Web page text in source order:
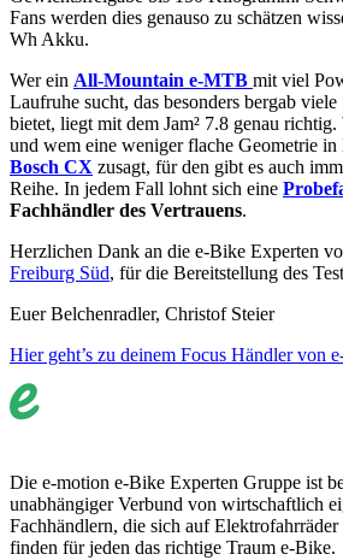
Fans werden dies genauso zu schätzen
Wh Akku.
Wer ein All-Mountain e-MTB mit viel
Laufruhe sucht, das besonders bergab viele
bietet, liegt mit dem Jam² 7.8 genau
und wem eine weniger flache Geometrie
Bosch CX zusagt, für den gibt es auch
Reihe. In jedem Fall lohnt sich eine
Fachhändler des Vertrauens.
Herzlichen Dank an die e-Bike Experten
Freiburg Süd, für die Bereitstellung des
Euer Belchenradler, Christof Steier
Hier geht’s zu deinem Focus Händler von
Die e-motion e-Bike Experten Gruppe ist
unabhängiger Verbund von wirtschaftlich
Fachhändlern, die sich auf
finden für jeden das richtige Traum e-Bike.